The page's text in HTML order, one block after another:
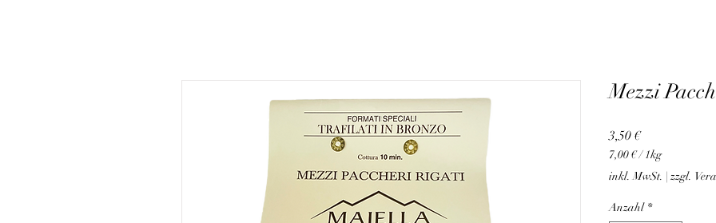
Mezzi
3,50 €Preis
7,00 €/1kg
7,00 €
pro
1
Kilogramm
inkl. MwSt. | zzgl.
Anzahl *